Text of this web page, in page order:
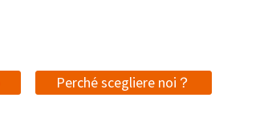
Perché scegliere noi？